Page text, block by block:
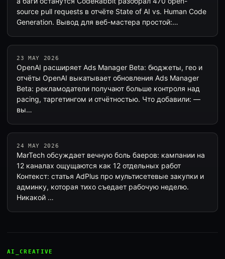
source pull requests в отчёте State of AI vs. Human Code
Generation. Вывод для веб-мастера простой:…
23 MAY 2026
OpenAI расширяет Ads Manager Beta: бюджеты, гео и
отчёты OpenAI выкатывает обновления Ads Manager
Beta: рекламодатели получают больше контроля над
pacing, таргетингом и отчётностью. Что добавили: —
вы…
24 MAY 2026
MarTech обсуждает вечную боль баеров: кампании на
12 каналах ощущаются как 12 отдельных работ
Контекст: статья AdPlus про мультисетевые закупки и
админку, которая тихо съедает рабочую неделю.
Никакой …
AI_CREATIVE